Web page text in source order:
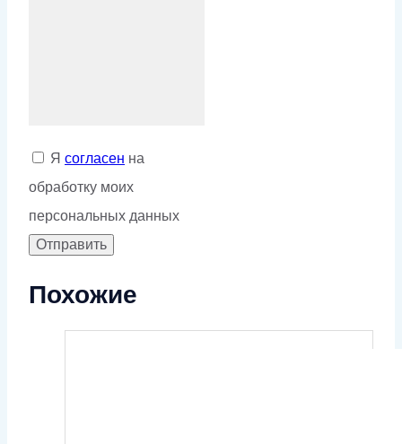
Я согласен на
обработку моих
персональных данных
Похожие